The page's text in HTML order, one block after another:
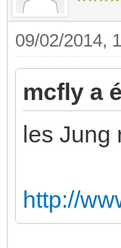
09/02/2014,
mcfly a
les Jung
http://